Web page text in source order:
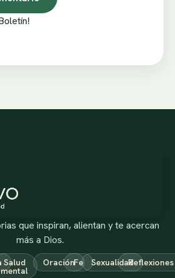
que inspiran, alientan y te acercan
más a Dios.
Salud
mental
OraciónFe SexualidadReflexiones